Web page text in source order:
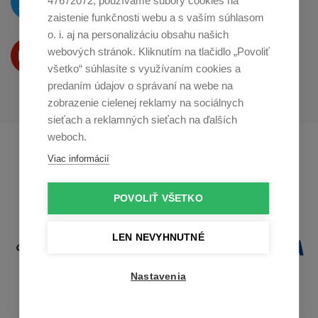
zaistenie funkčnosti webu a s vaším súhlasom
o. i. aj na personalizáciu obsahu našich
webových stránok. Kliknutím na tlačidlo „Povoliť
všetko“ súhlasíte s využívaním cookies a
predaním údajov o správaní na webe na
zobrazenie cielenej reklamy na sociálnych
sieťach a reklamných sieťach na ďalších
weboch.
Viac informácií
POVOLIŤ VŠETKO
LEN NEVYHNUTNÉ
Nastavenia
naTwitteri
Produkty Vám predstavujeme
na Youtube
Profikuchař.cz